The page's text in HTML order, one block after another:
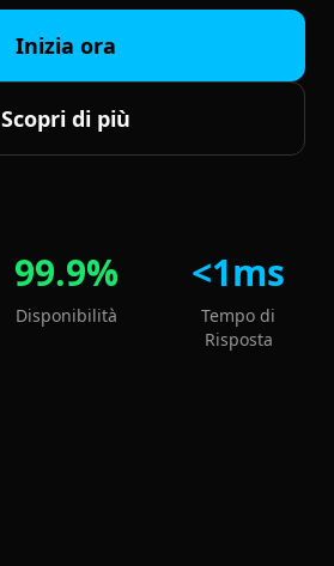
Inizia ora
Scopri di più
99.9%
Disponibilità
<1ms
Tempo di
Risposta